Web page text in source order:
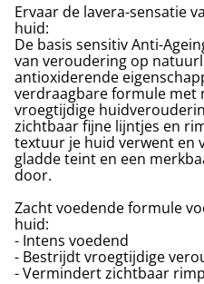
Ervaar de lavera-sensatie
huid:
De basis sensitiv Anti-
van veroudering op
antioxiderende
verdraagbare formule met
vroegtijdige
zichtbaar fijne lijntjes en
textuur je huid verwent en
gladde teint en een
door.
Zacht voedende formule
huid:
- Intens voedend
- Bestrijdt vroegtijdige
- Vermindert zichtbaar